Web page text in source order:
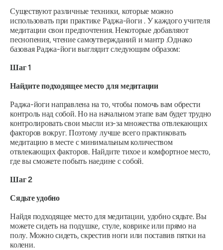
Существуют различные техники, которые можно
использовать при практике Раджа-йоги . У каждого учителя
медитации свои предпочтения. Некоторые добавляют
песнопения, чтение самоутвержданий и мантр .Однако
базоваяРаджа-йоги выглядит следующим образом:
Шаг 1
Найдите подходящее место для медитации
Раджа-йоги направлена ​​на то, чтобы помочь вам обрести
контроль над собой. Но на начальном этапе вам будет трудно
контролировать свои мысли из-за множества отвлекающих
факторов вокруг. Поэтому лучше всего практиковать
медитацию в месте с минимальным количеством
отвлекающих факторов. Найдите тихое и комфортное место,
где вы сможете побыть наедине с собой.
Шаг 2
Сядьте удобно
Найдя подходящее место для медитации, удобно сядьте. Вы
можете сидеть на подушке, стуле, коврике или прямо на
полу. Можно сидеть, скрестив ноги или поставив пятки на
колени.